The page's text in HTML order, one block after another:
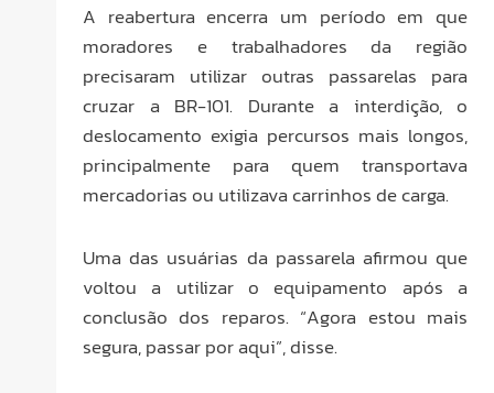
A reabertura encerra um período em que
moradores e trabalhadores da região
precisaram utilizar outras passarelas para
cruzar a BR-101. Durante a interdição, o
deslocamento exigia percursos mais longos,
principalmente para quem transportava
mercadorias ou utilizava carrinhos de carga.
Uma das usuárias da passarela afirmou que
voltou a utilizar o equipamento após a
conclusão dos reparos. “Agora estou mais
segura, passar por aqui”, disse.